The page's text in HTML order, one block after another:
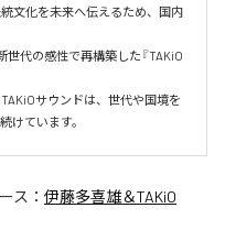
文化を未来へ伝えるため、国内
代の感性で再構築した『TAKiO
サウンドは、世代や国境を
けています。
ス： 伊藤多喜雄＆TAKiO